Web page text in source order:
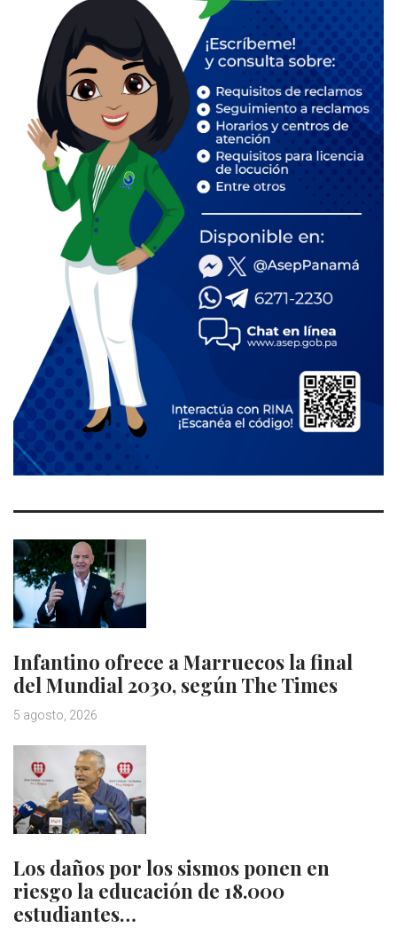
Infantino ofrece a Marruecos la final
del Mundial 2030, según The Times
5 agosto, 2026
Los daños por los sismos ponen en
riesgo la educación de 18.000
estudiantes…